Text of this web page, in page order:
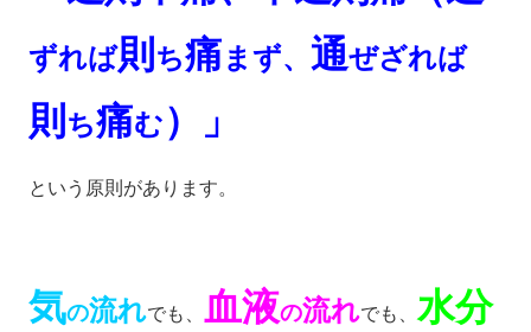
ずれば則 ち痛まず、 通ぜざれば
則 ち痛む）」
という原則があります。
気の流れでも、 血液の流れでも、 水分